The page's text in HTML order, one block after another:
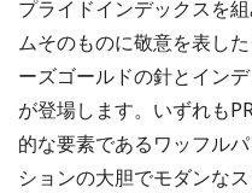
プライドインデックスを
ムそのものに敬意を表し
ーズゴールドの針とイン
が登場します。いずれも
的な要素であるワッフル
ションの大胆でモダンな